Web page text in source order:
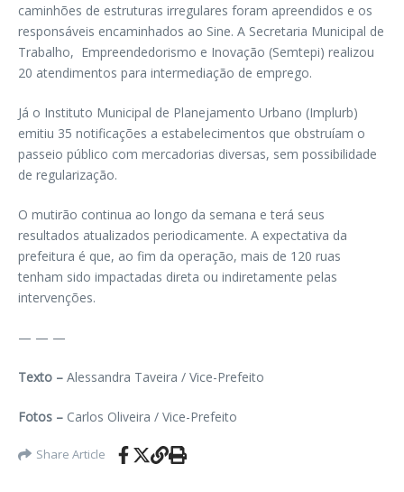
caminhões de estruturas irregulares foram apreendidos e os
responsáveis encaminhados ao Sine. A Secretaria Municipal de
Trabalho, Empreendedorismo e Inovação (Semtepi) realizou
20 atendimentos para intermediação de emprego.
Já o Instituto Municipal de Planejamento Urbano (Implurb)
emitiu 35 notificações a estabelecimentos que obstruíam o
passeio público com mercadorias diversas, sem possibilidade
de regularização.
O mutirão continua ao longo da semana e terá seus
resultados atualizados periodicamente. A expectativa da
prefeitura é que, ao fim da operação, mais de 120 ruas
tenham sido impactadas direta ou indiretamente pelas
intervenções.
— — —
Texto – Alessandra Taveira / Vice-Prefeito
Fotos – Carlos Oliveira / Vice-Prefeito
Share Article